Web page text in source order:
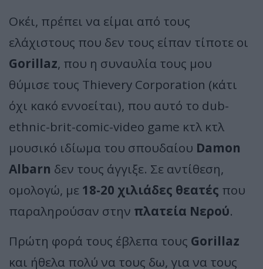
Οκέι, πρέπει να είμαι από τους
ελάχιστους που δεν τους είπαν τίποτε οι
Gorillaz, που η συναυλία τους μου
θύμισε τους Thievery Corporation (κάτι
όχι κακό εννοείται), που αυτό το dub-
ethnic-brit-comic-video game κτλ κτλ
μουσικό ιδίωμα του σπουδαίου Damon
Albarn δεν τους άγγιξε. Σε αντίθεση,
ομολογώ, με 18-20 χιλιάδες θεατές που
παραληρούσαν στην πλατεία Νερού.
Πρώτη φορά τους έβλεπα τους Gorillaz
και ήθελα πολύ να τους δω, για να τους